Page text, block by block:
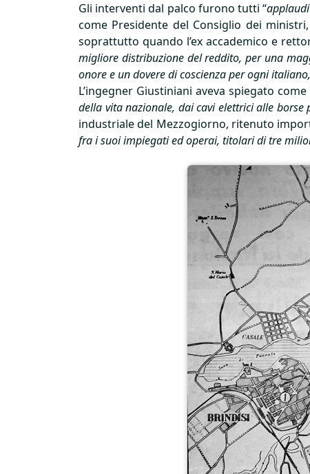
Gli interventi dal palco furono tutti “
come Presidente del Consiglio dei
soprattutto quando l’ex accademico e
migliore distribuzione del reddito, per una
onore e un dovere di coscienza per ogni
L’ingegner Giustiniani aveva spiegato
della vita nazionale, dai cavi elettrici alle
industriale del Mezzogiorno, ritenuto
fra i suoi impiegati ed operai, titolari di tre